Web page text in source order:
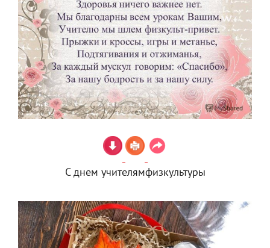
С днем учителямфизкультуры